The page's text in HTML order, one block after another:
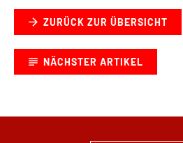
ZURÜCK ZUR ÜBERSICHT
NÄCHSTER ARTIKEL